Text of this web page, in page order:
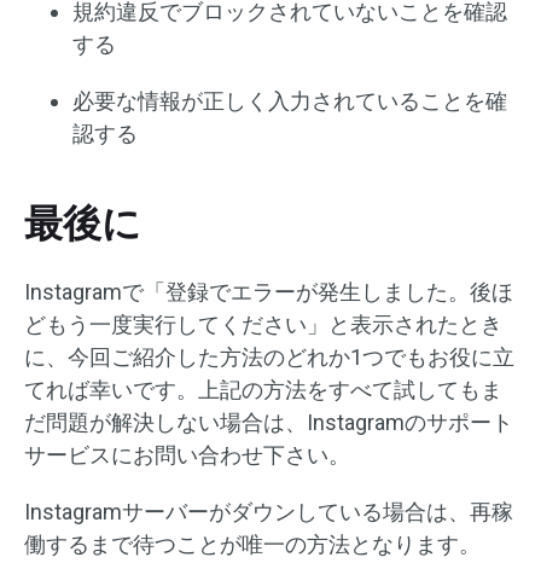
規約違反でブロックされていないことを確認
する
必要な情報が正しく入力されていることを確
認する
最後に
Instagramで「登録でエラーが発生しました。後ほ
どもう一度実行してください」と表示されたとき
に、今回ご紹介した方法のどれか1つでもお役に立
てれば幸いです。上記の方法をすべて試してもま
だ問題が解決しない場合は、Instagramのサポート
サービスにお問い合わせ下さい。
Instagramサーバーがダウンしている場合は、再稼
働するまで待つことが唯一の方法となります。